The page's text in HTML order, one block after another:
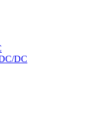
DC